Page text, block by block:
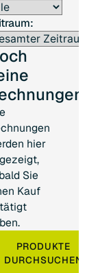
hier
Sie
Kauf
PRODUKTE
DURCHSUCHEN